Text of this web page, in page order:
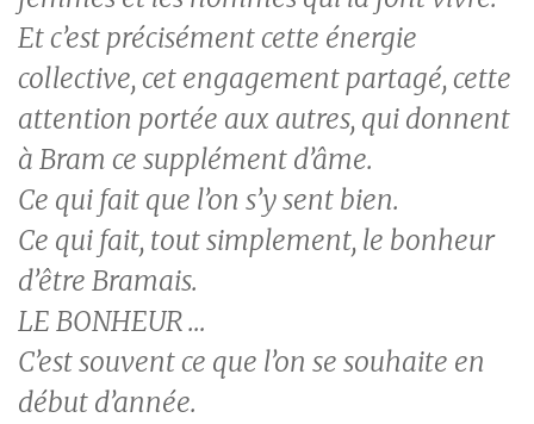
Et c’est précisément cette énergie
collective, cet engagement partagé, cette
attention portée aux autres, qui donnent
à Bram ce supplément d’âme.
Ce qui fait que l’on s’y sent bien.
Ce qui fait, tout simplement, le bonheur
d’être Bramais.
LE BONHEUR …
C’est souvent ce que l’on se souhaite en
début d’année.